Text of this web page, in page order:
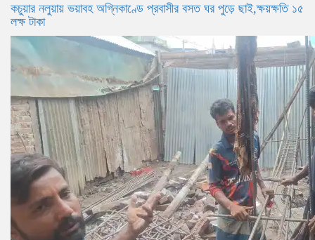
কচুয়ার নলুয়ায় ভয়াবহ অগ্নিকাণ্ডে প্রবাসীর বসত ঘর পুড়ে ছাই,ক্ষয়ক্ষতি ১৫
লক্ষ টাকা